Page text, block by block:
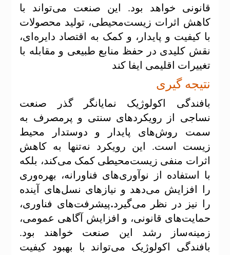
قانونی خواهد بود. این صنعت می‌تواند با
کاهش اثرات زیست‌محیطی، تولید محصولات
با کیفیت و پایدار، و کمک به اقتصاد دایره‌ای،
نقش کلیدی در حفظ منابع طبیعی و مقابله با
تغییرات اقلیمی ایفا کند
نتیجه گیری
بافندگی اکولوژیک نمایانگر گذر صنعت
نساجی از رویکردهای سنتی و پرمصرف به
سمت روش‌های پایدار و دوستدار محیط
زیست است. این رویکرد نه‌تنها به کاهش
اثرات منفی زیست‌محیطی کمک می‌کند، بلکه
با استفاده از نوآوری‌های فناورانه، بهره‌وری
را افزایش می‌دهد و نیازهای نسل‌های آینده
را نیز در نظر می‌گیرد.پیشرفت‌های فناوری،
حمایت‌های قانونی، و افزایش آگاهی عمومی،
زمینه‌ساز رشد این صنعت خواهند بود.
بافندگی اکولوژیک می‌تواند با بهبود کیفیت